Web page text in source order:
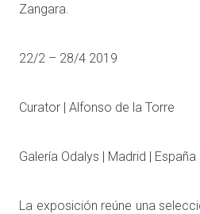
Zangara.
22/2 – 28/4 2019
Curator | Alfonso de la Torre
Galería Odalys | Madrid | España
La exposición reúne una